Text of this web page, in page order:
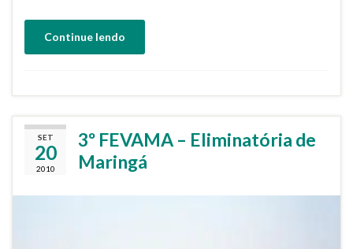
Continue lendo
SET
20
2010
3º FEVAMA – Eliminatória de
Maringá